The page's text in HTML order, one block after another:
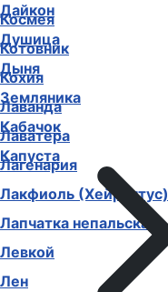
Космея
Котовник
Кохия
Лаванда
Лаватера
Лагенария
Лакфиоль (Хейрантус)
Лапчатка непальская
Левкой
Лен
Дайкон
Душица
Дыня
Земляника
Кабачок
Капуста